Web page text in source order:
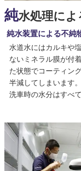
純水処理によ
純水装置による不純
水道水にはカルキや
ないミネラル膜が付
た状態でコーティン
半減してしまいます
洗車時の水分はすべ